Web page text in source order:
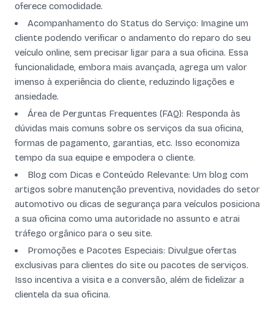
oferece comodidade.
Acompanhamento do Status do Serviço: Imagine um
cliente podendo verificar o andamento do reparo do seu
veículo online, sem precisar ligar para a sua oficina. Essa
funcionalidade, embora mais avançada, agrega um valor
imenso à experiência do cliente, reduzindo ligações e
ansiedade.
Área de Perguntas Frequentes (FAQ): Responda às
dúvidas mais comuns sobre os serviços da sua oficina,
formas de pagamento, garantias, etc. Isso economiza
tempo da sua equipe e empodera o cliente.
Blog com Dicas e Conteúdo Relevante: Um blog com
artigos sobre manutenção preventiva, novidades do setor
automotivo ou dicas de segurança para veículos posiciona
a sua oficina como uma autoridade no assunto e atrai
tráfego orgânico para o seu site.
Promoções e Pacotes Especiais: Divulgue ofertas
exclusivas para clientes do site ou pacotes de serviços.
Isso incentiva a visita e a conversão, além de fidelizar a
clientela da sua oficina.